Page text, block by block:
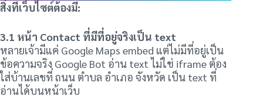
สิ่งที่เว็บไซต์ต้องมี:
3.1 หน้า Contact ที่มีที่อยู่จริงเป็น text
หลายเจ้ามีแค่ Google Maps embed แต่ไม่มีที่อยู่เป็น
ข้อความจริง Google Bot อ่าน text ไม่ใช่ iframe ต้อง
ใส่บ้านเลขที่ ถนน ตำบล อำเภอ จังหวัด เป็น text ที่
อ่านได้บนหน้าเว็บ